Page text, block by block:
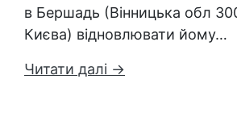
в Бершадь (Вінницька обл
Києва) відновлювати йому…
Читати далі →